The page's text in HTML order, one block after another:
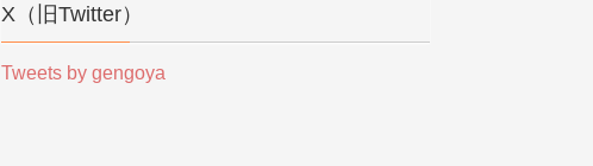
X（旧Twitter）
Tweets by gengoya